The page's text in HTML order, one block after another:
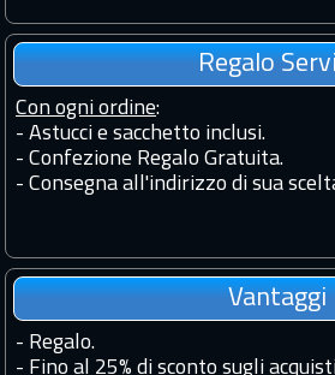
Regalo
Con ogni ordine:
- Astucci e sacchetto inclusi.
- Confezione Regalo Gratuita.
- Consegna all'indirizzo di sua
Vantaggi
- Regalo.
- Fino al 25% di sconto sugli